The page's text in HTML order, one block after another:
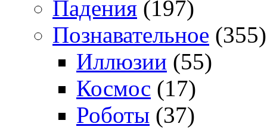
Падения (197)
Познавательное (355)
Иллюзии (55)
Космос (17)
Роботы (37)